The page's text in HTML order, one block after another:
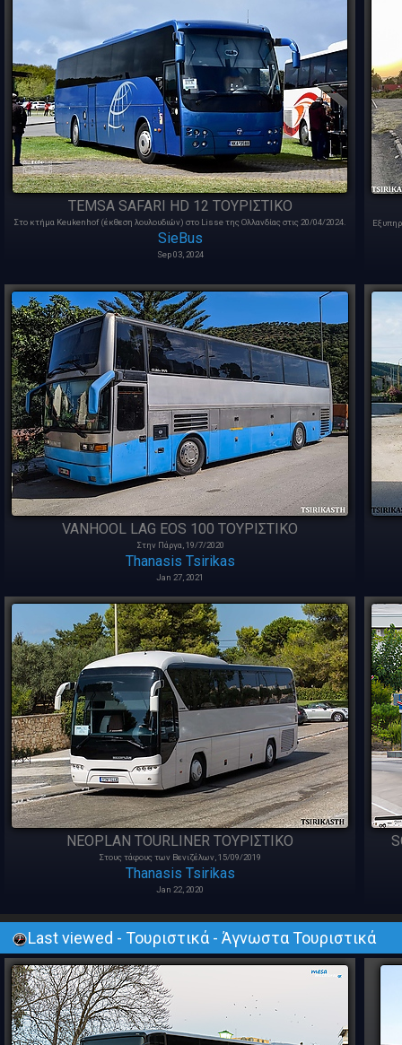
TEMSA SAFARI HD 12 ΤΟΥΡΙΣΤΙΚΟ
Στο κτήμα Keukenhof (έκθεση λουλουδιών) στο Lisse της Ολλανδίας στις 20/04/2024.
SieBus
Sep 03, 2024
VANHOOL LAG EOS 100 ΤΟΥΡΙΣΤΙΚΟ
Στην Πάργα, 19/7/2020
Thanasis Tsirikas
Jan 27, 2021
NEOPLAN TOURLINER ΤΟΥΡΙΣΤΙΚΟ
Στους τάφους των Βενιζέλων, 15/09/2019
Thanasis Tsirikas
Jan 22, 2020
Last viewed - Τουριστικά - Άγνωστα Τουριστικά